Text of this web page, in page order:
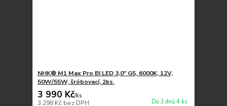
NHK® M1 Max Pro BI LED 3,0" G5, 6000K, 12V,
50W/55W, šróbovací, 2ks.
3 990 Kč/ks
3 298 Kč bez DPH Do 3 dnů 4 ks